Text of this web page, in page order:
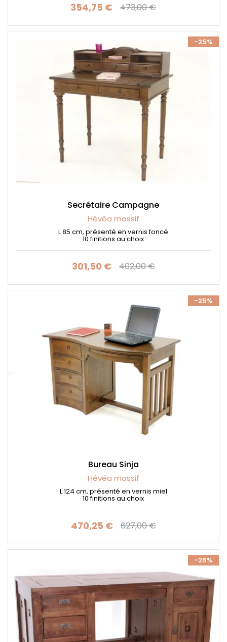
Prix
354,75 € Prix de base
473,00 €
-25%
Secrétaire Campagne
Hévéa massif
L 85 cm, présenté en vernis foncé
10 finitions au choix
Prix
301,50 € Prix de base
402,00 €
-25%
Bureau Sinja
Hévéa massif
L 124 cm, présenté en vernis miel
10 finitions au choix
Prix
470,25 €Prix de base
627,00 €
-25%